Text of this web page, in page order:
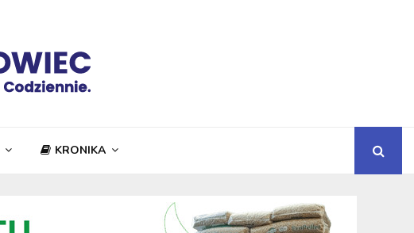
KRONIKA